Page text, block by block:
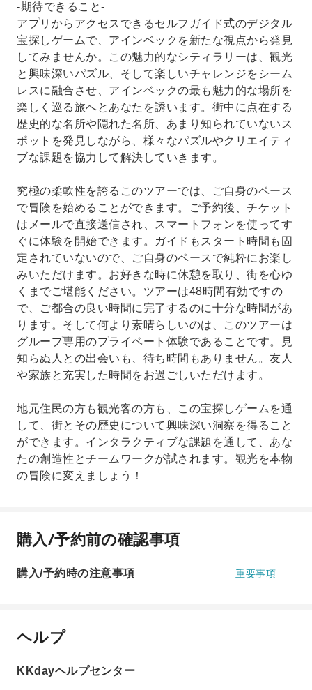
-期待できること-
アプリからアクセスできるセルフガイド式のデジタル
宝探しゲームで、アインベックを新たな視点から発見
してみませんか。この魅力的なシティラリーは、観光
と興味深いパズル、そして楽しいチャレンジをシーム
レスに融合させ、アインベックの最も魅力的な場所を
楽しく巡る旅へとあなたを誘います。街中に点在する
歴史的な名所や隠れた名所、あまり知られていないス
ポットを発見しながら、様々なパズルやクリエイティ
ブな課題を協力して解決していきます。
究極の柔軟性を誇るこのツアーでは、ご自身のペース
で冒険を始めることができます。ご予約後、チケット
はメールで直接送信され、スマートフォンを使ってす
ぐに体験を開始できます。ガイドもスタート時間も固
定されていないので、ご自身のペースで純粋にお楽し
みいただけます。お好きな時に休憩を取り、街を心ゆ
くまでご堪能ください。ツアーは48時間有効ですの
で、ご都合の良い時間に完了するのに十分な時間があ
ります。そして何より素晴らしいのは、このツアーは
グループ専用のプライベート体験であることです。見
知らぬ人との出会いも、待ち時間もありません。友人
や家族と充実した時間をお過ごしいただけます。
地元住民の方も観光客の方も、この宝探しゲームを通
して、街とその歴史について興味深い洞察を得ること
ができます。インタラクティブな課題を通して、あな
たの創造性とチームワークが試されます。観光を本物
の冒険に変えましょう！
購入/予約前の確認事項
購入/予約時の注意事項 重要事項
ヘルプ
KKdayヘルプセンター